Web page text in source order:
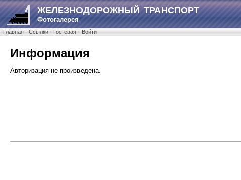
ЖЕЛЕЗНОДОРОЖНЫЙ ТРАНСПОРТ
Фотогалерея
Главная·Ссылки·Гостевая·Войти
Информация
Авторизация не произведена.